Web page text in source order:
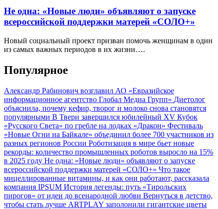
Не одна: «Новые люди» объявляют о запуске
всероссийской поддержки матерей «СОЛО+»
Новый социальный проект призван помочь женщинам в один
из самых важных периодов в их жизни….
Популярное
Александр Рабинович возглавил АО «Евразийское
информационное агентство Глобал Медиа Групп» Диетолог
объяснила, почему кефир, творог и молоко снова становятся
популярными В Твери завершился юбилейный XV Кубок
«Русского Света» по гребле на лодках «Дракон» Фестиваль
«Новые Огни на Байкале» объединил более 700 участников из
разных регионов России Роботизация в мире бьет новые
рекорды: количество промышленных роботов выросло на 15%
в 2025 году Не одна: «Новые люди» объявляют о запуске
всероссийской поддержки матерей «СОЛО+» Что такое
мицеллированные витамины, и как они работают, рассказала
компания IPSUM История легенды: путь «Тирольских
пирогов» от идеи до всенародной любви Вернуться в детство,
чтобы стать лучше ARTPLAY заполонили гигантские цветы